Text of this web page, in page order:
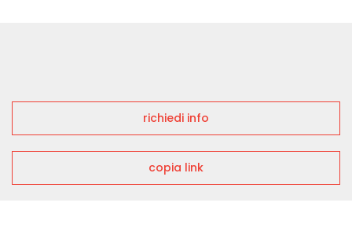
richiedi info
copia link